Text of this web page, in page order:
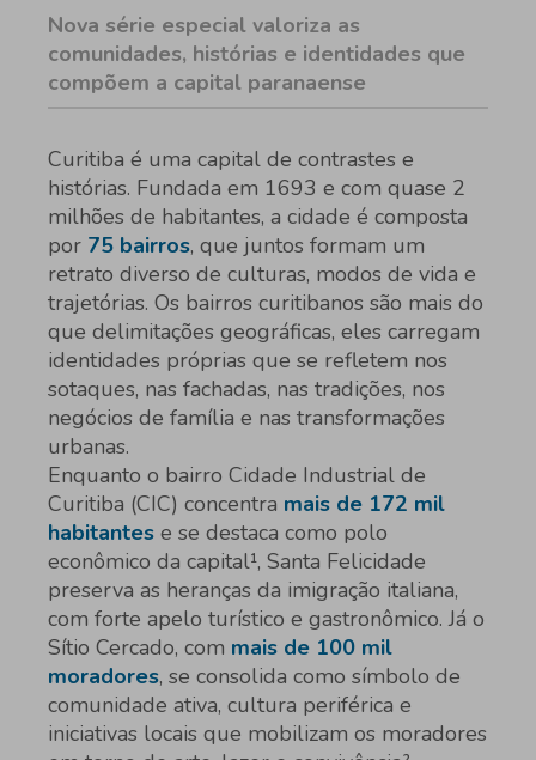
Nova série especial valoriza as
comunidades, histórias e identidades que
compõem a capital paranaense
Curitiba é uma capital de contrastes e
histórias. Fundada em 1693 e com quase 2
milhões de habitantes, a cidade é composta
por 75 bairros, que juntos formam um
retrato diverso de culturas, modos de vida e
trajetórias. Os bairros curitibanos são mais do
que delimitações geográficas, eles carregam
identidades próprias que se refletem nos
sotaques, nas fachadas, nas tradições, nos
negócios de família e nas transformações
urbanas.
Enquanto o bairro Cidade Industrial de
Curitiba (CIC) concentra mais de 172 mil
habitantes e se destaca como polo
econômico da capital¹, Santa Felicidade
preserva as heranças da imigração italiana,
com forte apelo turístico e gastronômico. Já o
Sítio Cercado, com mais de 100 mil
moradores, se consolida como símbolo de
comunidade ativa, cultura periférica e
iniciativas locais que mobilizam os moradores